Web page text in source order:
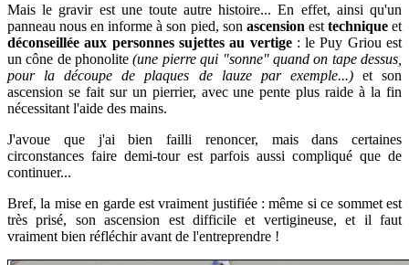
Mais le gravir est une toute autre histoire...En effet, ainsi qu'un
panneau nous en informe à son pied, son ascension est techniqueet
déconseillée aux personnes sujettes au vertige: le Puy Griou est
un cône de phonolite(une pierre qui "sonne" quand on tape dessus,
pour la découpe de plaques de lauze par exemple...)et son
ascension se fait sur un pierrier, avec une pente plus raide à la fin
nécessitant l'aide des mains.
J'avoue que j'ai bien failli renoncer, mais dans certaines
circonstances faire demi-tour est parfois aussi compliqué que de
continuer...
Bref, la mise en garde est vraiment justifiée : même si ce sommet est
très prisé, son ascension est difficile et vertigineuse, et il faut
vraiment bien réfléchir avant de l'entreprendre !